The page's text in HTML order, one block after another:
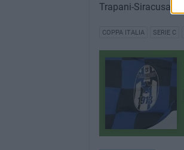
Trapani-Siracusa
COPPA ITALIA SERIE C